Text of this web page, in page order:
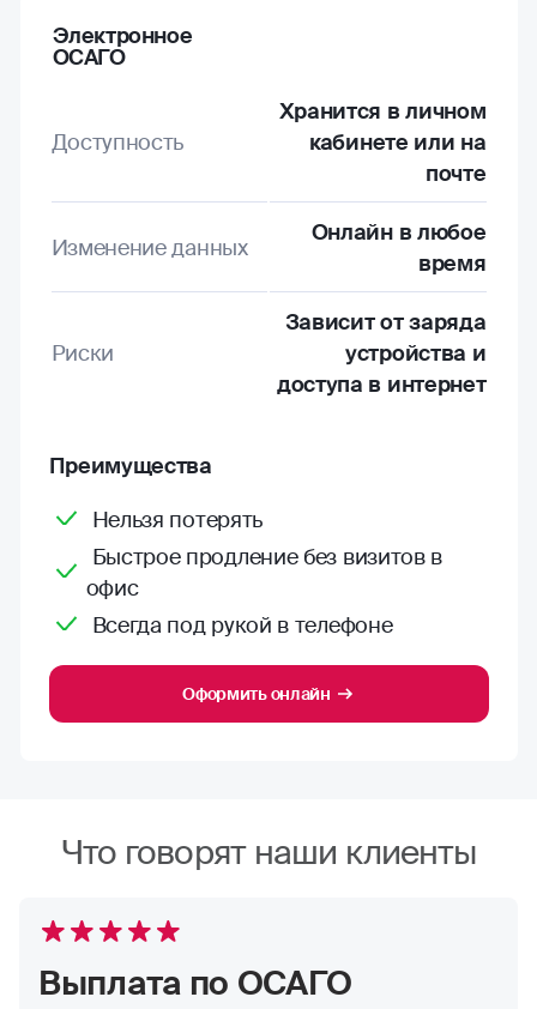
Электронное
ОСАГО
Доступность
Хранится в личном
кабинете или на
почте
Изменение данных
Онлайн в любое
время
Риски
Зависит от заряда
устройства и
доступа в интернет
Преимущества
Нельзя потерять
Быстрое продление без визитов в
офис
Всегда под рукой в телефоне
Оформить онлайн
Что говорят наши клиенты
Выплата по ОСАГО